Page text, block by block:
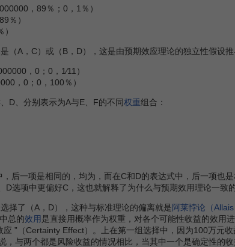
，89％；0，1％）
％）
（A，C）或（B，D），这是由预期效应理论的独立性假设
，0；0，1∕11）
，0；0，100％）
、分别表示为A与E、F的不同权重组合：
一项是相同的，均为，而在C和D的表达式中，后一项也
D选项中更偏好C，这也就解释了为什么与预期效用理论一致
了（A，D），这种与标准理论的偏离就是阿莱悖论（Allais
总的效用是直接用概率作为权重，对各个可能性收益的效用
应 ”（Certainty Effect）。上在第一组选择中，因为100万元
，与两个都是风险收益的情况相比，当其中一个是确定性的